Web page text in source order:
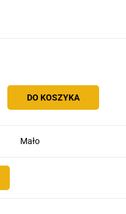
DO KOSZYKA
Mało